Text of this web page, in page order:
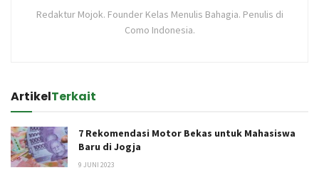
Redaktur Mojok. Founder Kelas Menulis Bahagia. Penulis di
Como Indonesia.
ArtikelTerkait
7 Rekomendasi Motor Bekas untuk Mahasiswa
Baru di Jogja
9 JUNI 2023